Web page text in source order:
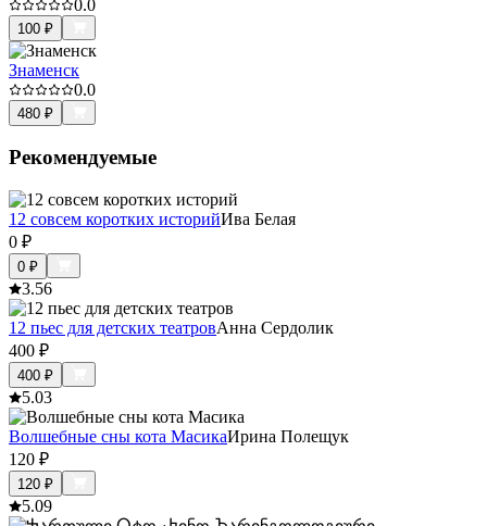
0.0
100 ₽
Знаменск
0.0
480 ₽
Рекомендуемые
12 совсем коротких историйИва Белая
0 ₽
0 ₽
3.56
12 пьес для детских театровАнна Сердолик
400 ₽
400 ₽
5.03
Волшебные сны кота МасикаИрина Полещук
120 ₽
120 ₽
5.09